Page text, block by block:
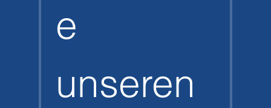
e
unseren